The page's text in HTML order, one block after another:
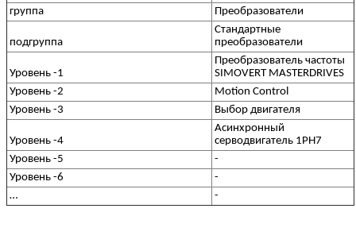
группа
Преобразователи
подгруппа
Стандартные
преобразователи
Уровень -1
Преобразователь частоты
SIMOVERT MASTERDRIVES
Уровень -2
Motion Control
Уровень -3
Выбор двигателя
Уровень -4
Асинхронный
серводвигатель 1PH7
Уровень -5
-
Уровень -6
-
…
-